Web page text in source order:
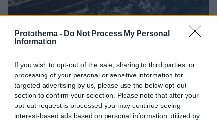
Protothema - Do Not Process My Personal
Information
If you wish to opt-out of the sale, sharing to third parties, or
processing of your personal or sensitive information for
targeted advertising by us, please use the below opt-out
section to confirm your selection. Please note that after your
opt-out request is processed you may continue seeing
interest-based ads based on personal information utilized by
μεγάλη ταχύτητα για λόγους που δεν έχουν
εξακριβωθεί»
Το πολυτελές σούπερ γιοτ βυθίστηκε μέσα σε λίγα
λεπτά μετά το αιφνίδιο πέρασμα υδροστρόβιλου -
Επτά άνθρωποι έχασαν την ζωή τους
04.10.2024, 14:31